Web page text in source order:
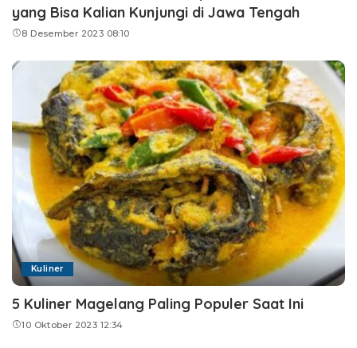
yang Bisa Kalian Kunjungi di Jawa Tengah
8 Desember 2023 08:10
Kuliner
5 Kuliner Magelang Paling Populer Saat Ini
10 Oktober 2023 12:34